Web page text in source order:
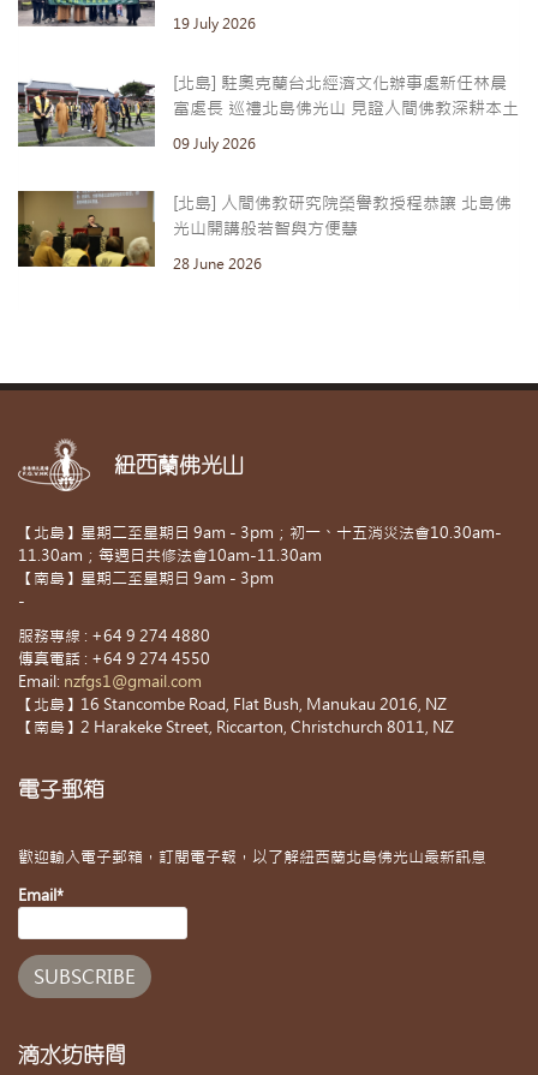
19 July 2026
[北島] 駐奧克蘭台北經濟文化辦事處新任林晨
富處長 巡禮北島佛光山 見證人間佛教深耕本土
09 July 2026
[北島] 人間佛教研究院榮譽教授程恭讓 北島佛
光山開講般若智與方便慧
28 June 2026
紐西蘭佛光山
【北島】星期二至星期日 9am - 3pm；初一、十五消災法會10.30am-
11.30am；每週日共修法會10am-11.30am
【南島】星期二至星期日 9am - 3pm
-
服務專線 : +64 9 274 4880
傳真電話 : +64 9 274 4550
Email: nzfgs1@gmail.com
【北島】16 Stancombe Road, Flat Bush, Manukau 2016, NZ
【南島】2 Harakeke Street, Riccarton, Christchurch 8011, NZ
電子郵箱
歡迎輸入電子郵箱，訂閱電子報，以了解紐西蘭北島佛光山最新訊息
Email*
滴水坊時間